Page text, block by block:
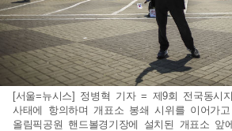
[서울=뉴시스] 정병혁 기자 = 제9회 전국동시
사태에 항의하며 개표소 봉쇄 시위를 이어가
올림픽공원 핸드볼경기장에 설치된 개표소 앞